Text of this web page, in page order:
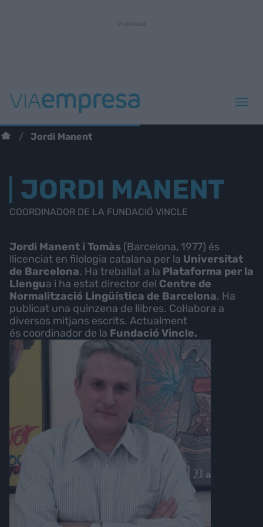
Jordi Manent
JORDI MANENT
COORDINADOR DE LA FUNDACIÓ VINCLE
Jordi Manent i Tomàs (Barcelona, 1977) és
llicenciat en filologia catalana per la Universitat
de Barcelona. Ha treballat a la Plataforma per la
Llengua i ha estat director del Centre de
Normalització Lingüística de Barcelona. Ha
publicat una quinzena de llibres. Col·labora a
diversos mitjans escrits. Actualment
és coordinador de la Fundació Vincle.